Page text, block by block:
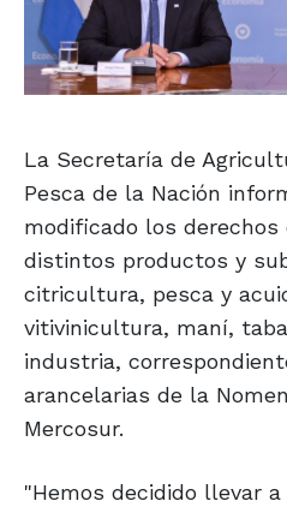
La Secretaría de
Pesca de la Nación
modificado los derechos
distintos productos y
citricultura, pesca y
vitivinicultura, maní,
industria,
arancelarias de la
Mercosur.
"Hemos decidido llevar